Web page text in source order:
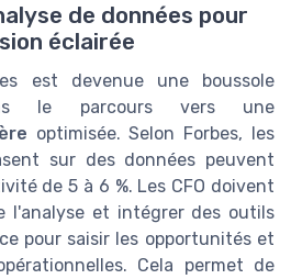
de données pour
éclairée
est devenue une boussole
le parcours vers une
optimisée. Selon Forbes, les
sur des données peuvent
de 5 à 6 %. Les CFO doivent
l'analyse et intégrer des outils
pour saisir les opportunités et
Cela permet de